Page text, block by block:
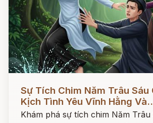
Sự Tích Chim Năm Trâu Sáu
Kịch Tình Yêu Vĩnh Hằng
Khám phá sự tích chim Năm